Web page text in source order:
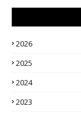
2026
2025
2024
2023